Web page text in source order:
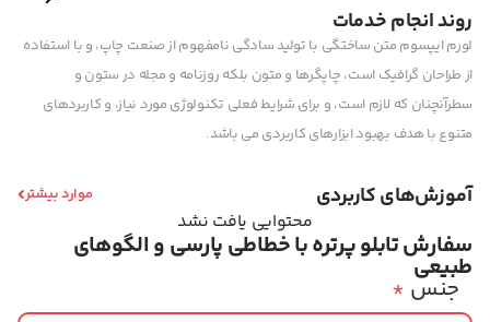
روند انجام خدمات
لورم ایپسوم متن ساختگی با تولید سادگی نامفهوم از صنعت چاپ، و با استفاده
از طراحان گرافیک است، چاپگرها و متون بلکه روزنامه و مجله در ستون و
سطرآنچنان که لازم است، و برای شرایط فعلی تکنولوژی مورد نیاز، و کاربردهای
متنوع با هدف بهبود ابزارهای کاربردی می باشد.
آموزش‌های کاربردی موارد بیشتر
محتوایی یافت نشد
سفارش تابلو پرتره با خطاطی پارسی و الگوهای
طبیعی
* جنس